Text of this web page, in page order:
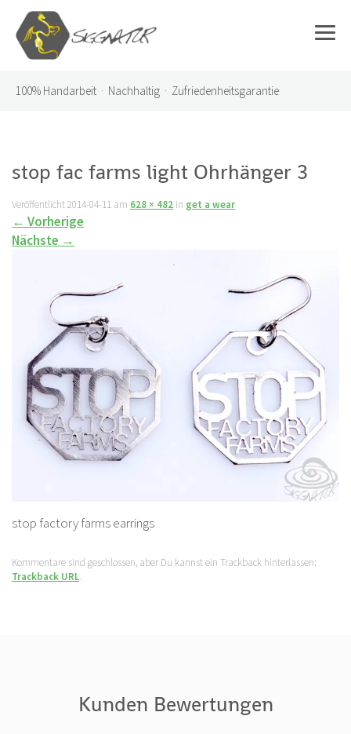
100% Handarbeit · Nachhaltig · Zufriedenheitsgarantie
stop fac farms light Ohrhänger 3
Veröffentlicht2014-04-11 am 628 × 482 in get a wear
← Vorherige
Nächste →
stop factory farms earrings
Kommentare sind geschlossen, aber Du kannst ein Trackback hinterlassen:
Trackback URL.
Kunden Bewertungen